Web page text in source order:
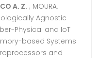
A. Z. ; MOURA,
Agnostic
Physical and IoT
based Systems
and